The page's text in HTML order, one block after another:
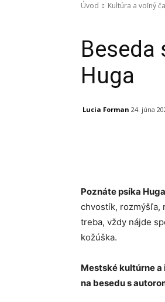
Úvod Kultúra a voľný
Beseda
Huga
Lucia Forman 24. júna
Poznáte psíka
chvostík, rozmýšľa,
treba, vždy nájde
kožúška.
Mestské kultúrne
na besedu s